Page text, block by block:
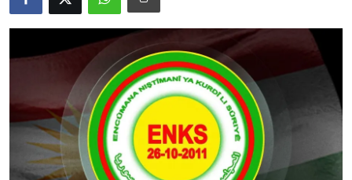
Galeri
Arşiv
İletişim